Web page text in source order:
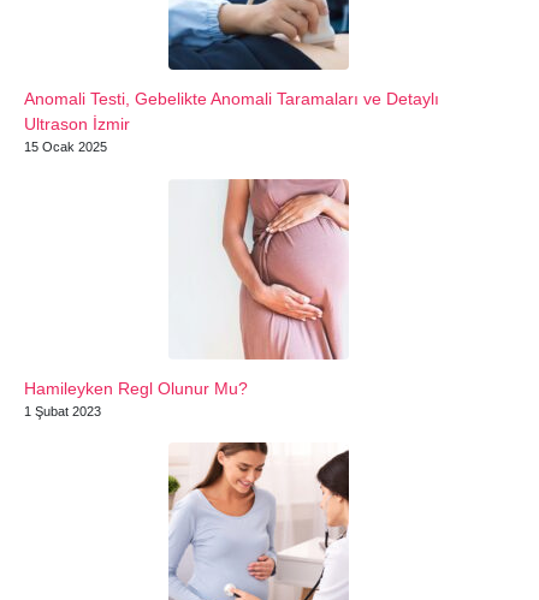
Anomali Testi, Gebelikte Anomali Taramaları ve Detaylı
Ultrason İzmir
15 Ocak 2025
Hamileyken Regl Olunur Mu?
1 Şubat 2023